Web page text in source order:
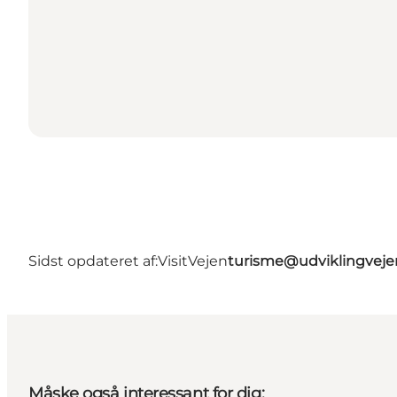
Sidst opdateret af:VisitVejen